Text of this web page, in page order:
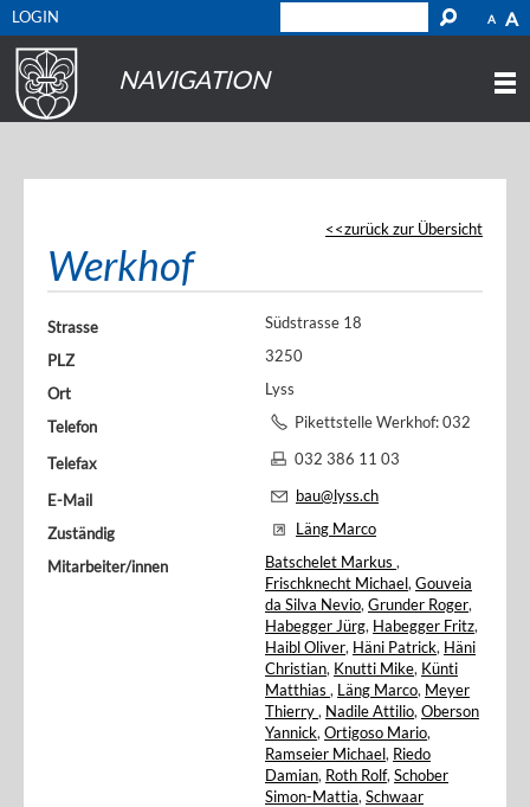
A A
LOGIN
NAVIGATION
zurück zur Übersicht
Werkhof
Strasse
Südstrasse 18
PLZ
3250
Ort
Lyss
Telefon
Pikettstelle Werkhof: 032
Telefax
032 386 11 03
E-Mail
bau@lyss.ch
Zuständig
Läng Marco
Mitarbeiter/innen
Batschelet Markus ,
Frischknecht Michael, Gouveia
da Silva Nevio, Grunder Roger,
Habegger Jürg, Habegger Fritz,
Haibl Oliver, Häni Patrick, Häni
Christian, Knutti Mike, Künti
Matthias , Läng Marco, Meyer
Thierry, Nadile Attilio, Oberson
Yannick, Ortigoso Mario,
Ramseier Michael, Riedo
Damian, Roth Rolf, Schober
Simon-Mattia, Schwaar